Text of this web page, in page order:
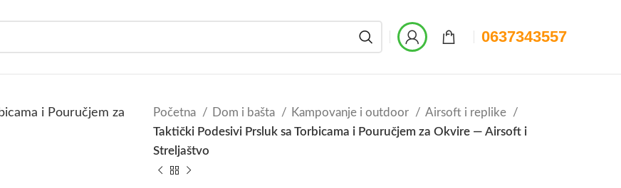
0637343557
Početna Dom i bašta Kampovanje i outdoor
Airsoft i replike
Taktički Podesivi Prsluk sa Torbicama i Pouručjem za Okvire — Airsoft i
Streljaštvo